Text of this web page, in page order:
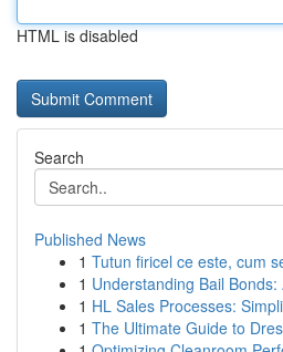
HTML is disabled
Search
Published News
1 Tutun firicel ce este, cum
1 Understanding Bail
1 HL Sales Processes:
1 The Ultimate Guide to